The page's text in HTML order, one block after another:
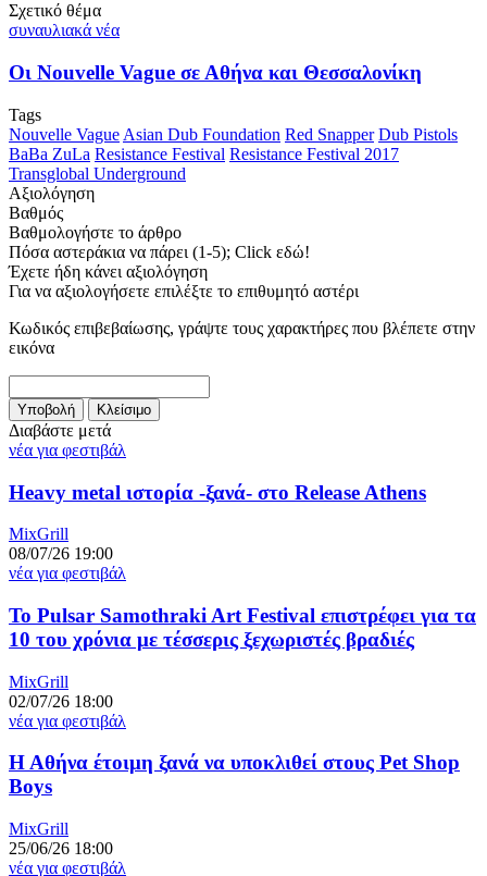
Σχετικό θέμα
συναυλιακά νέα
Οι Nouvelle Vague σε Αθήνα και Θεσσαλονίκη
Tags
Nouvelle Vague Asian Dub Foundation Red Snapper Dub Pistols
BaBa ZuLa Resistance Festival Resistance Festival 2017
Transglobal Underground
Αξιολόγηση
Βαθμός
Βαθμολογήστε το άρθρο
Πόσα αστεράκια να πάρει (1-5); Click εδώ!
Έχετε ήδη κάνει αξιολόγηση
Για να αξιολογήσετε επιλέξτε το επιθυμητό αστέρι
Κωδικός επιβεβαίωσης, γράψτε τους χαρακτήρες που βλέπετε στην
εικόνα
Διαβάστε μετά
νέα για φεστιβάλ
Heavy metal ιστορία -ξανά- στο Release Athens
MixGrill
08/07/26 19:00
νέα για φεστιβάλ
Το Pulsar Samothraki Art Festival επιστρέφει για τα
10 του χρόνια με τέσσερις ξεχωριστές βραδιές
MixGrill
02/07/26 18:00
νέα για φεστιβάλ
Η Αθήνα έτοιμη ξανά να υποκλιθεί στους Pet Shop
Boys
MixGrill
25/06/26 18:00
νέα για φεστιβάλ